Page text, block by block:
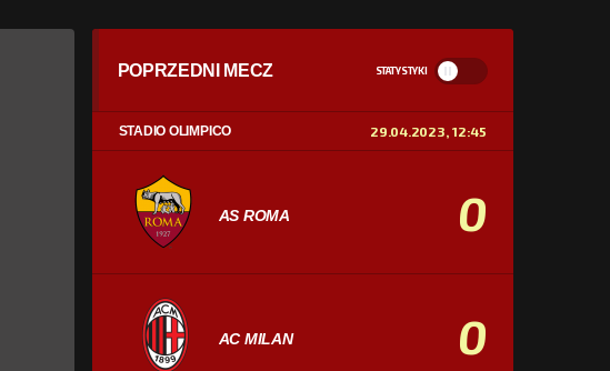
POPRZEDNI MECZ STATYSTYKI
STADIO OLIMPICO 29.04.2023, 12:45
AS ROMA 0
AC MILAN 0